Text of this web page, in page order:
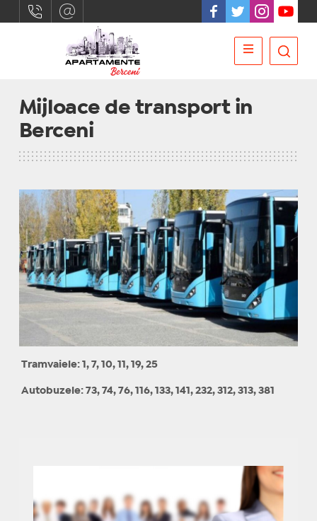
Mijloace de transport in
Berceni
Tramvaiele: 1, 7, 10, 11, 19, 25
Autobuzele: 73, 74, 76, 116, 133, 141, 232, 312, 313, 381